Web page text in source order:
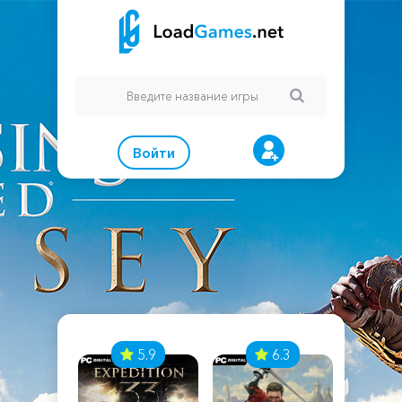
Войти
5.9 6.3